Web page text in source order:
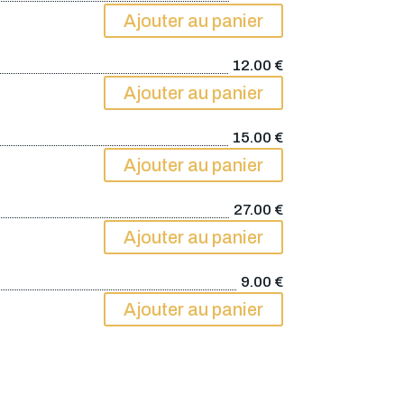
Ajouter au panier
12.00 €
Ajouter au panier
15.00 €
Ajouter au panier
27.00 €
Ajouter au panier
9.00 €
Ajouter au panier